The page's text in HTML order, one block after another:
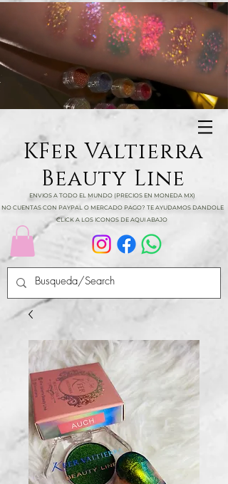
KFer Valtierra
Beauty Line
ENVIOS A TODO EL MUNDO (PRECIOS EN MONEDA MX)
NO CUENTAS CON PAYPAL O MERCADO PAGO? TE AYUDAMOS DANDOLE
CLICK A LOS ICONOS DE AQUI ABAJO